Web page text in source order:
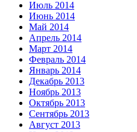
Июль 2014
Июнь 2014
Май 2014
Апрель 2014
Март 2014
Февраль 2014
Январь 2014
Декабрь 2013
Ноябрь 2013
Октябрь 2013
Сентябрь 2013
Август 2013